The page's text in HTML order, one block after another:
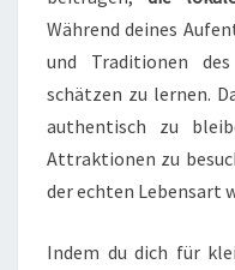
Während deines
und Traditionen
schätzen zu lernen.
authentisch zu
Attraktionen zu
der echten Lebensart
Indem du dich für